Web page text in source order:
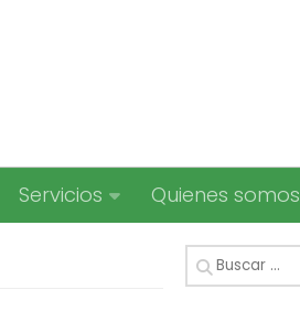
Servicios Quienes somos
Buscar: